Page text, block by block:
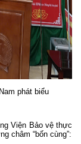
phát biểu
Viện Bảo vệ thực
châm “bốn cùng”: